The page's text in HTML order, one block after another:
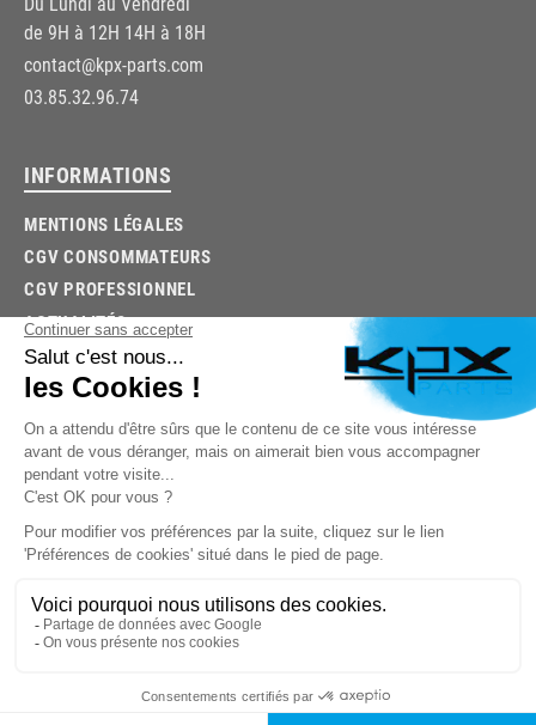
03.85.32.96.74
© 2026 -KPX PARTS- SITE CRÉÉ PARLET'S CLIC
de 9H à 12H 14H à 18H
contact@kpx-parts.com
03.85.32.96.74
INFORMATIONS
MENTIONS LÉGALES
CGV CONSOMMATEURS
CGV PROFESSIONNEL
ACTUALITÉS
TROUVEZ LA BONNE PIÈCE RAPIDEMENT